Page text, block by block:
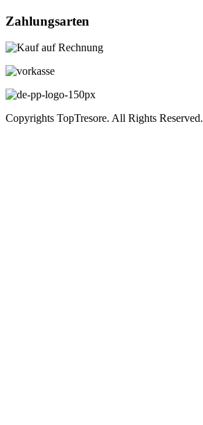
Zahlungsarten
Copyrights TopTresore. All Rights Reserved.